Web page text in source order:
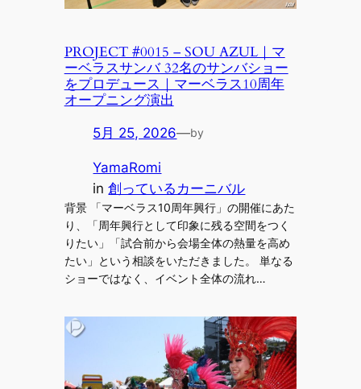
PROJECT #0015 – SOU AZUL｜マ
ーベラスサンバ 32名のサンバショー
をプロデュース｜マーベラス10周年
オープニング演出
5月 25, 2026—by
YamaRomi
in創っているカーニバル
背景 「マーベラス10周年興行」の開催にあた
り、「周年興行として印象に残る空間をつく
りたい」「試合前から会場全体の熱量を高め
たい」という相談をいただきました。 単なる
ショーではなく、イベント全体の流れ…